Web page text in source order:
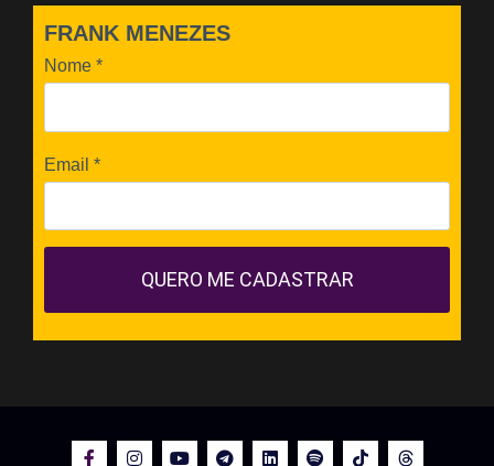
FRANK MENEZES
Nome *
Email *
QUERO ME CADASTRAR